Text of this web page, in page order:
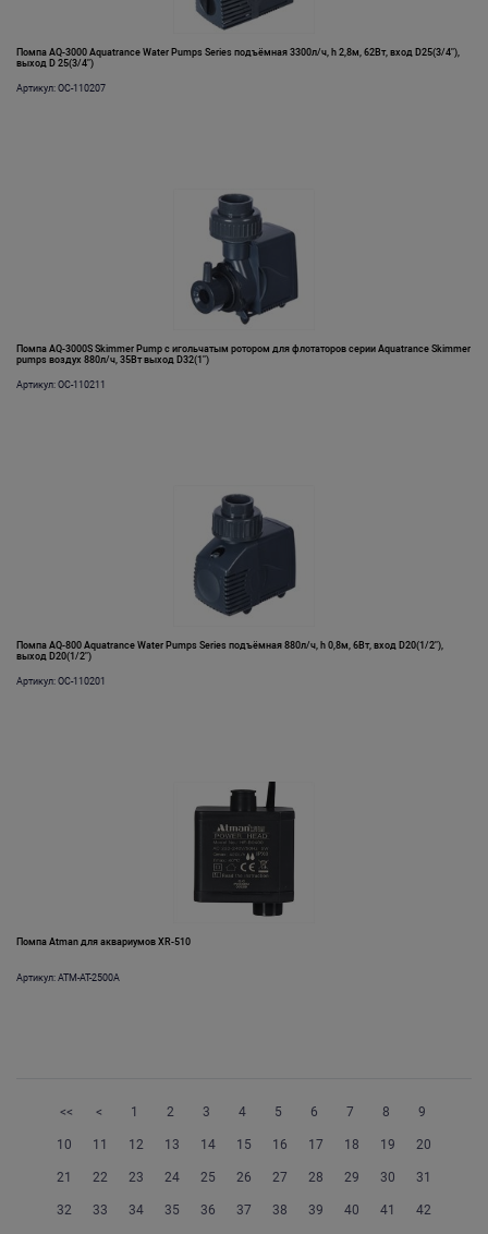
Помпа AQ-3000 Aquatrance Water Pumps Series подъёмная 3300л/ч, h 2,8м, 62Вт, вход D25(3/4"),
выход D 25(3/4")
Артикул: OC-110207
Помпа AQ-3000S Skimmer Pump с игольчатым ротором для флотаторов серии Aquatrance Skimmer
pumps воздух 880л/ч, 35Вт выход D32(1")
Артикул: OC-110211
Помпа AQ-800 Aquatrance Water Pumps Series подъёмная 880л/ч, h 0,8м, 6Вт, вход D20(1/2"),
выход D20(1/2")
Артикул: OC-110201
Помпа Atman для аквариумов XR-510
Артикул: ATM-AT-2500A
<< < 1 2 3 4 5 6 7 8 9
10 11 12 13 14 15 16 17 18 19 20
21 22 23 24 25 26 27 28 29 30 31
32 33 34 35 36 37 38 39 40 41 42